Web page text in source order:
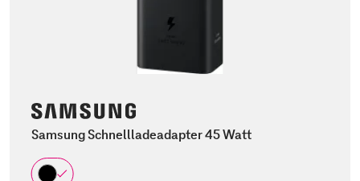
Samsung Schnellladeadapter 45 Watt